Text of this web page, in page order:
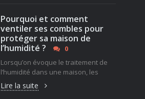
Pourquoi et comment
ventiler ses combles pour
protéger sa maison de
l’humidité ?
0
Lorsqu’on évoque le traitement de
l’humidité dans une maison, les
Lire la suite